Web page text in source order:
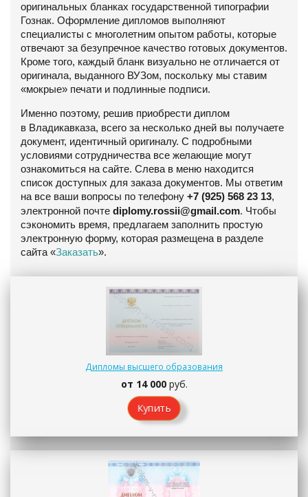
оригинальных бланках государственной типографии
Гознак. Оформление дипломов выполняют
специалисты с многолетним опытом работы, которые
отвечают за безупречное качество готовых документов.
Кроме того, каждый бланк визуально не отличается от
оригинала, выданного ВУЗом, поскольку мы ставим
«мокрые» печати и подлинные подписи.
Именно поэтому, решив приобрести диплом
в Владикавказа, всего за несколько дней вы получаете
документ, идентичный оригиналу. С подробными
условиями сотрудничества все желающие могут
ознакомиться на сайте. Слева в меню находится
список доступных для заказа документов. Мы ответим
на все ваши вопросы по телефону +7 (925) 568 23 13,
электронной почте diplomy.rossii@gmail.com. Чтобы
сэкономить время, предлагаем заполнить простую
электронную форму, которая размещена в разделе
сайта «Заказать».
Дипломы высшего образования
от 14 000руб.
Купить